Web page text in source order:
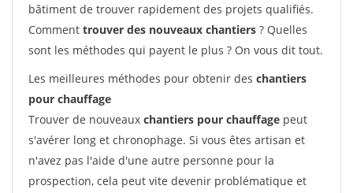
bâtiment de trouver rapidement des projets qualifiés.
Comment trouver des nouveaux chantiers ? Quelles
sont les méthodes qui payent le plus ? On vous dit tout.
Les meilleures méthodes pour obtenir des chantiers
pour chauffage
Trouver de nouveaux chantiers pour chauffage peut
s'avérer long et chronophage. Si vous êtes artisan et
n'avez pas l'aide d'une autre personne pour la
prospection, cela peut vite devenir problématique et